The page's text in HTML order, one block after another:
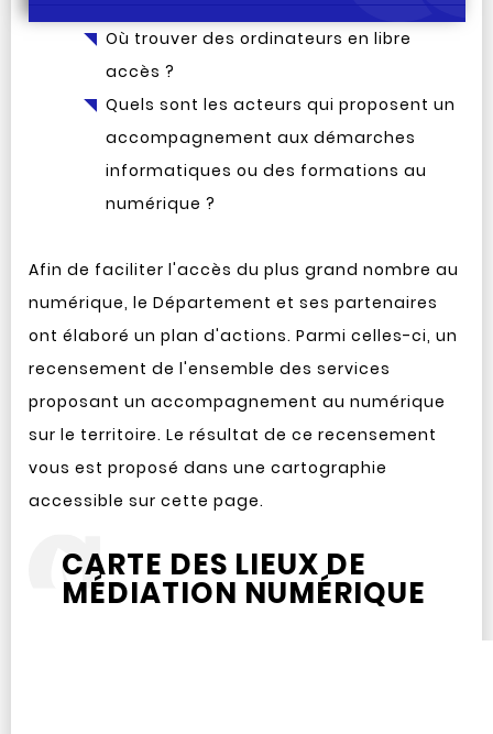
Où trouver des ordinateurs en libre
accès ?
Quels sont les acteurs qui proposent un
accompagnement aux démarches
informatiques ou des formations au
numérique ?
Afin de faciliter l'accès du plus grand nombre au
numérique, le Département et ses partenaires
ont élaboré un plan d'actions. Parmi celles-ci, un
recensement de l'ensemble des services
proposant un accompagnement au numérique
sur le territoire. Le résultat de ce recensement
vous est proposé dans une cartographie
accessible sur cette page.
CARTE DES LIEUX DE
MÉDIATION NUMÉRIQUE